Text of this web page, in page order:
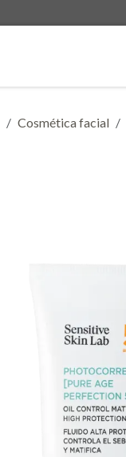
Cosmética facial